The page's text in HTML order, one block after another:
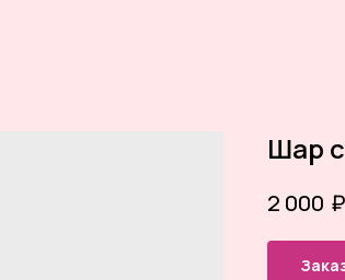
Шар
2 000 ₽